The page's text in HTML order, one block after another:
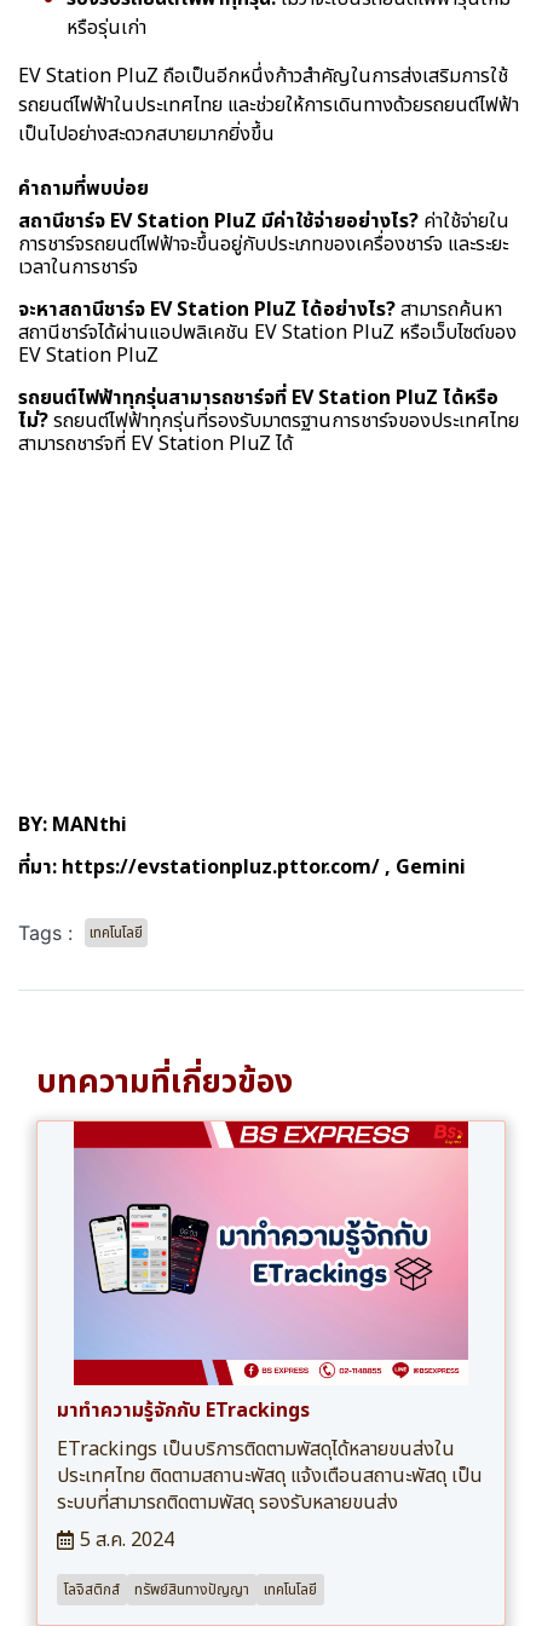
หรือรุ่นเก่า
EV Station PluZ ถือเป็นอีกหนึ่งก้าวสำคัญในการส่งเสริมการใช้
รถยนต์ไฟฟ้าในประเทศไทย และช่วยให้การเดินทางด้วยรถยนต์ไฟฟ้า
เป็นไปอย่างสะดวกสบายมากยิ่งขึ้น
คำถามที่พบบ่อย
สถานีชาร์จ EV Station PluZ มีค่าใช้จ่ายอย่างไร? ค่าใช้จ่ายใน
การชาร์จรถยนต์ไฟฟ้าจะขึ้นอยู่กับประเภทของเครื่องชาร์จ และระยะ
เวลาในการชาร์จ
จะหาสถานีชาร์จ EV Station PluZ ได้อย่างไร?สามารถค้นหา
สถานีชาร์จได้ผ่านแอปพลิเคชัน EV Station PluZ หรือเว็บไซต์ของ
EV Station PluZ
รถยนต์ไฟฟ้าทุกรุ่นสามารถชาร์จที่ EV Station PluZ ได้หรือ
ไม่?รถยนต์ไฟฟ้าทุกรุ่นที่รองรับมาตรฐานการชาร์จของประเทศไทย
สามารถชาร์จที่ EV Station PluZ ได้
BY: MANthi
ที่มา: https://evstationpluz.pttor.com/, Gemini
Tags : เทคโนโลยี
บทความที่เกี่ยวข้อง
มาทำความรู้จักกับ ETrackings
ETrackings เป็นบริการติดตามพัสดุได้หลายขนส่งใน
ประเทศไทย ติดตามสถานะพัสดุ แจ้งเตือนสถานะพัสดุ เป็น
ระบบที่สามารถติดตามพัสดุ รองรับหลายขนส่ง
5 ส.ค. 2024
โลจิสติกส์ ทรัพย์สินทางปัญญา เทคโนโลยี